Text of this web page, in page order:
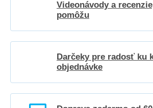
Videonávody a
pomôžu
Darčeky pre radosť ku
objednávke